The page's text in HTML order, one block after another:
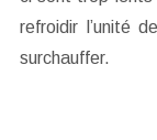
refroidir l’unité
surchauffer.